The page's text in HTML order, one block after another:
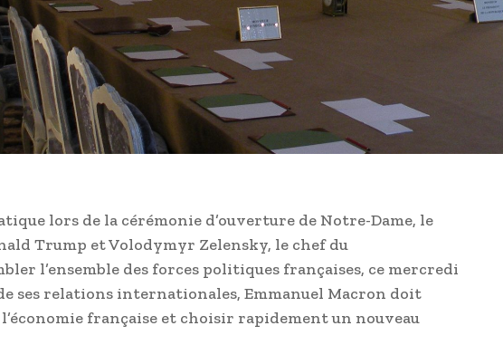
lors de la cérémonie d’ouverture de Notre-Dame, le
Trump et Volodymyr Zelensky, le chef du
l’ensemble des forces politiques françaises, ce mercredi
de ses relations internationales, Emmanuel Macron doit
française et choisir rapidement un nouveau